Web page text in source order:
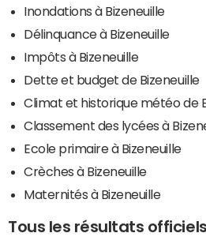
Inondations à Bizeneuille
Délinquance à Bizeneuille
Impôts à Bizeneuille
Dette et budget de Bizeneuille
Climat et historique météo de
Classement des lycées à
Ecole primaire à Bizeneuille
Crèches à Bizeneuille
Maternités à Bizeneuille
Tous les résultats